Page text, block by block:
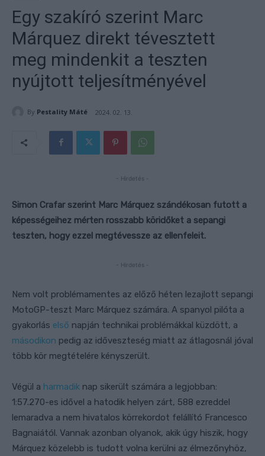
Egy szakíró szerint Marc
Márquez direkt tévesztett
meg mindenkit a teszten
nyújtott teljesítményével
By Pestality Máté 2024. 02. 13.
- Hirdetés -
Simon Crafar szerint Marc Márquez szándékosan futott a
képességeihez mérten rosszabb köridőket a sepangi
teszten, hogy ezzel megtévessze az ellenfeleit.
- Hirdetés -
Nem volt problémamentes az előző héten lezajlott sepangi
MotoGP-teszt Marc Márquez számára. A spanyol pilóta a
gyakorlás első napján technikai problémákkal küzdött, a
másodikon pedig az időveszteség miatt az átlagosnál jóval
több kör megtételére kényszerült.
Végül a harmadik nap sikerült számára a legjobban:
1:57.270-es idővel a hatodik helyen zárt, 588 ezreddel
lemaradva a nem hivatalos körrekordot felállító Francesco
Bagnaiától. Vannak azonban olyanok, akik úgy hiszik, hogy
Márquez közelebb is tudott volna kerülni az élmezőnyhöz,